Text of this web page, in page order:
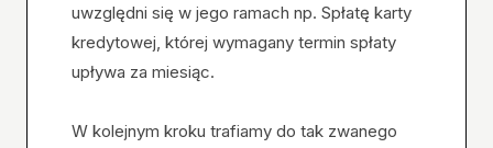
uwzględni się w jego ramach np. Spłatę karty
kredytowej, której wymagany termin spłaty
upływa za miesiąc.
W kolejnym kroku trafiamy do tak zwanego